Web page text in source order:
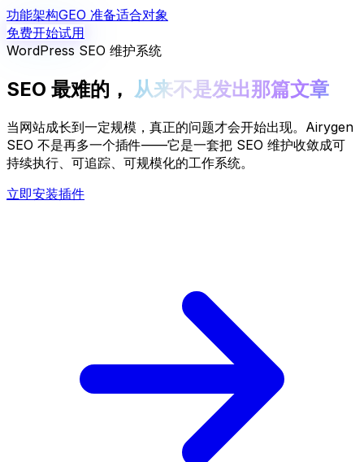
功能架构GEO 准备适合对象
免费开始试用
WordPress SEO 维护系统
SEO 最难的， 从来不是发出那篇文章
当网站成长到一定规模，真正的问题才会开始出现。Airygen
SEO 不是再多一个插件——它是一套把 SEO 维护收敛成可
持续执行
可追踪 可规模化的工作系统。
立即安装插件